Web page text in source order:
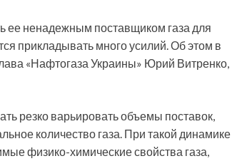
ее ненадежным поставщиком газа для
прикладывать много усилий. Об этом в
«Нафтогаза Украины» Юрий Витренко,
резко варьировать объемы поставок,
количество газа. При такой динамике
физико-химические свойства газа,